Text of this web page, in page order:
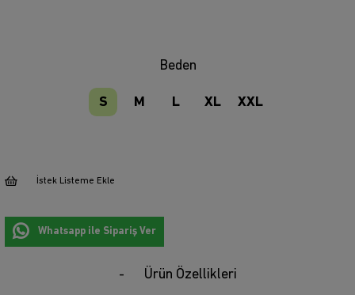
Beden
S M L XL XXL
İstek Listeme Ekle
Whatsapp ile Sipariş Ver
Ürün Özellikleri